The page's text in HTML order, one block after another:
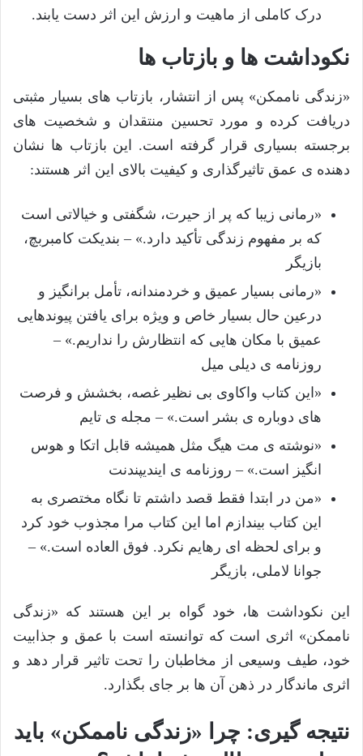
درک کاملی از ماهیت و ارزش این اثر دست یابند.
نکوداشت ها و بازتاب ها
«زندگی ناممکن» پس از انتشار، بازتاب های بسیار مثبتی
دریافت کرده و مورد تحسین منتقدان و شخصیت های
برجسته بسیاری قرار گرفته است. این بازتاب ها نشان
دهنده ی عمق تاثیرگذاری و کیفیت بالای این اثر هستند:
«رمانی زیبا که پر از حیرت، شگفتی و خیالاتی است
که بر مفهوم زندگی تأکید دارد.» – بندیکت کامبربچ،
بازیگر
«رمانی بسیار عمیق و خردمندانه، تأمل برانگیز و
درعین حال بسیار خاص و ویژه برای یافتن پیوندهایی
عمیق با مکان هایی که انتظارش را نداریم.» –
روزنامه ی دیلی میل
«این کتاب واکاوی بی نظیر غصه، بخشش و فرصت
های دوباره ی بشر است.» – مجله ی تایم
«نوشته ی مت هیگ مثل همیشه قابل اتکا و هوس
انگیز است.» – روزنامه ی ایندیپندنت
«من در ابتدا فقط قصد داشتم تا نگاه مختصری به
این کتاب بیندازم اما این کتاب مرا مجذوب خود کرد
و برای لحظه ای رهایم نکرد. فوق العاده است.» –
جوانا لاملی، بازیگر
این نکوداشت ها، خود گواه بر این هستند که «زندگی
ناممکن» اثری است که توانسته است با عمق و جذابیت
خود، طیف وسیعی از مخاطبان را تحت تاثیر قرار دهد و
اثری ماندگار در ذهن آن ها بر جای بگذارد.
نتیجه گیری: چرا «زندگی ناممکن» باید